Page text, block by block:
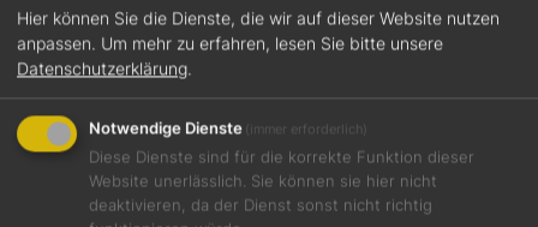
Jetzt teilen
Hier können Sie die Dienste, die wir auf dieser Website nutzen
anpassen. Um mehr zu erfahren, lesen Sie bitte unsere
Datenschutzerklärung
Notwendige Dienste (immer erforderlich)
Diese Dienste sind für die korrekte Funktion dieser
Website unerlässlich. Sie können sie hier nicht
deaktivieren, da der Dienst sonst nicht richtig